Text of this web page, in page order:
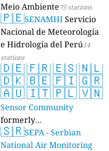
Meio Ambiente75 stations
🇵🇪SENAMHIServicio
Nacional de Meteorología
e Hidrología del Perú14
stations
🇩🇪🇫🇷🇪🇸🇳🇱
🇩🇰🇧🇪🇫🇮🇬🇷
🇦🇺🇮🇹🇵🇱🇻🇳
Sensor Community
formerly
luftdaten.info35814 stations
🇸🇷SEPA - Serbian
National Air Monitoring